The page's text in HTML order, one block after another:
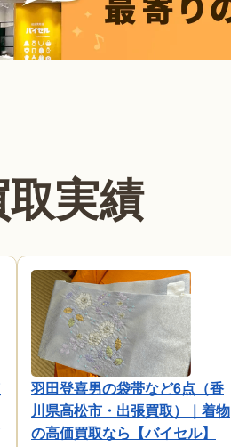
実績
羽田登喜男の袋帯など6点（香
川県高松市・出張買取）｜着物
の高価買取なら【バイセル】